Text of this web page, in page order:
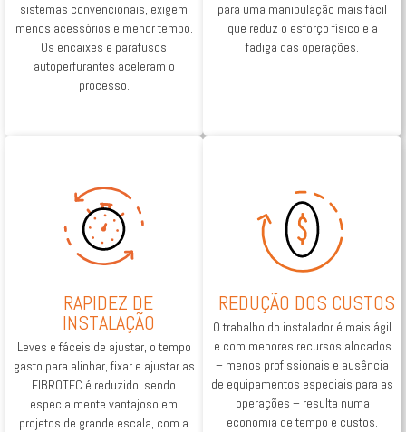
sistemas convencionais, exigem
menos acessórios e menor tempo.
Os encaixes e parafusos
autoperfurantes aceleram o
processo.
para uma manipulação mais fácil
que reduz o esforço físico e a
fadiga das operações.
RAPIDEZ DE
INSTALAÇÃO
Leves e fáceis de ajustar, o tempo
gasto para alinhar, fixar e ajustar as
FIBROTEC é reduzido, sendo
especialmente vantajoso em
projetos de grande escala, com a
REDUÇÃO DOS CUSTOS
O trabalho do instalador é mais ágil
e com menores recursos alocados
– menos profissionais e ausência
de equipamentos especiais para as
operações – resulta numa
economia de tempo e custos.